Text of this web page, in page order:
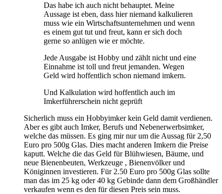
Das habe ich auch nicht behauptet. Meine
Aussage ist eben, dass hier niemand kalkulieren
muss wie ein Wirtschaftsunternehmen und wenn
es einem gut tut und freut, kann er sich doch
gerne so anlügen wie er möchte.
Jede Ausgabe ist Hobby und zählt nicht und eine
Einnahme ist toll und freut jemanden. Wegen
Geld wird hoffentlich schon niemand imkern.
Und Kalkulation wird hoffentlich auch im
Imkerführerschein nicht geprüft
Sicherlich muss ein Hobbyimker kein Geld damit verdienen.
Aber es gibt auch Imker, Berufs und Nebenerwerbsimker,
welche das müssen. Es ging mir nur um die Aussag für 2,50
Euro pro 500g Glas. Dies macht anderen Imkern die Preise
kaputt. Welche die das Geld für Blühwiesen, Bäume, und
neue Bienenbeuten, Werkzeuge , Bienenvölker und
Königinnen investieren. Für 2.50 Euro pro 500g Glas sollte
man das im 25 kg oder 40 kg Gebinde dann dem Großhändler
verkaufen wenn es den für diesen Preis sein muss.